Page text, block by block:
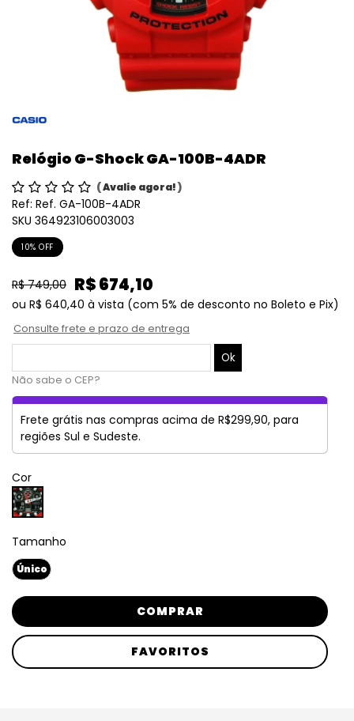
Relógio G-Shock GA-100B-4ADR
(Avalie agora!)
Ref: Ref. GA-100B-4ADR
SKU 364923106003003
10% OFF
R$ 749,00 R$ 674,10
ou R$ 640,40 à vista (com 5% de desconto no Boleto e Pix)
Consulte frete e prazo de entrega
Não sabe o CEP?
Frete grátis nas compras acima de R$299,90, para
regiões Sul e Sudeste.
Cor
Tamanho
Único
COMPRAR
FAVORITOS